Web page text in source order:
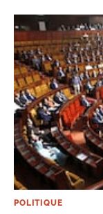
POLITIQUE